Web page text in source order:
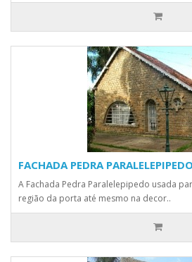
FACHADA PEDRA PARALELEPIPEDO
A Fachada Pedra Paralelepipedo usada
região da porta até mesmo na decor..